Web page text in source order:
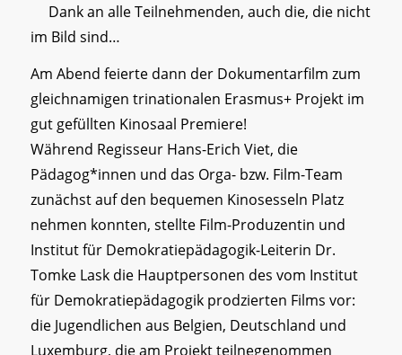
Dank an alle Teilnehmenden, auch die, die nicht
im Bild sind…
Am Abend feierte dann der Dokumentarfilm zum
gleichnamigen trinationalen Erasmus+ Projekt im
gut gefüllten Kinosaal Premiere!
Während Regisseur Hans-Erich Viet, die
Pädagog*innen und das Orga- bzw. Film-Team
zunächst auf den bequemen Kinosesseln Platz
nehmen konnten, stellte Film-Produzentin und
Institut für Demokratiepädagogik-Leiterin Dr.
Tomke Lask die Hauptpersonen des vom Institut
für Demokratiepädagogik prodzierten Films vor:
die Jugendlichen aus Belgien, Deutschland und
Luxemburg, die am Projekt teilnegenommen